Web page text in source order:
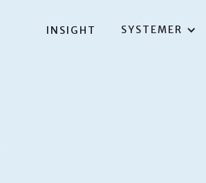
INSIGHT SYSTEMER